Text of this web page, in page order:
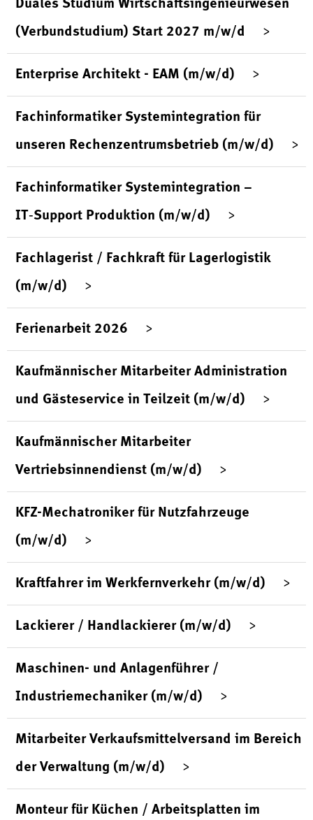
Duales Studium Wirtschaftsingenieurwesen
(Verbundstudium) Start 2027 m/w/d
Enterprise Architekt - EAM (m/w/d)
Fachinformatiker Systemintegration für
unseren Rechenzentrumsbetrieb (m/w/d)
Fachinformatiker Systemintegration –
IT‑Support Produktion (m/w/d)
Fachlagerist / Fachkraft für Lagerlogistik
(m/w/d)
Ferienarbeit 2026
Kaufmännischer Mitarbeiter Administration
und Gästeservice in Teilzeit (m/w/d)
Kaufmännischer Mitarbeiter
Vertriebsinnendienst (m/w/d)
KFZ-Mechatroniker für Nutzfahrzeuge
(m/w/d)
Kraftfahrer im Werkfernverkehr (m/w/d)
Lackierer / Handlackierer (m/w/d)
Maschinen- und Anlagenführer /
Industriemechaniker (m/w/d)
Mitarbeiter Verkaufsmittelversand im Bereich
der Verwaltung (m/w/d)
Monteur für Küchen / Arbeitsplatten im